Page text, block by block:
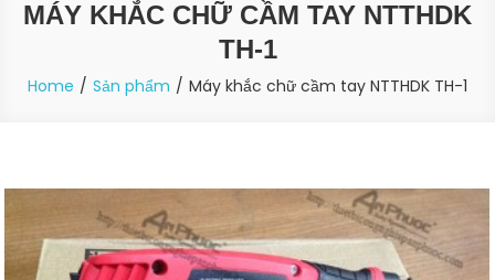
MÁY KHẮC CHỮ CẦM TAY NTTHDK
TH-1
Home Sản phẩm Máy khắc chữ cầm tay NTTHDK TH-1